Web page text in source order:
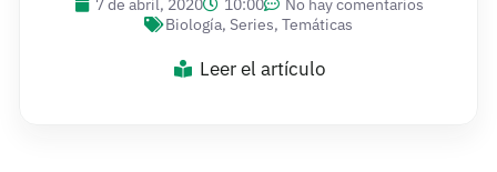
7 de abril, 2020 10:00
No hay comentarios
Biología, Series, Temáticas
Leer el artículo